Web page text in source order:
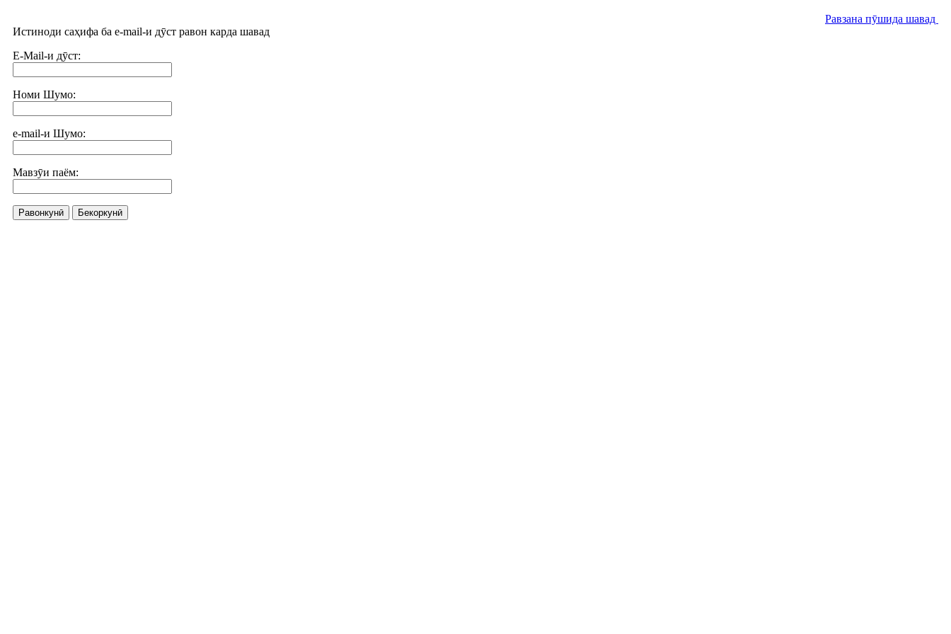
Равзана пӯшида шавад
Истиноди саҳифа ба e-mail-и дӯст равон карда шавад
E-Mail-и дӯст:
Номи Шумо:
e-mail-и Шумо:
Мавзӯи паём:
Равонкунӣ Бекоркунӣ